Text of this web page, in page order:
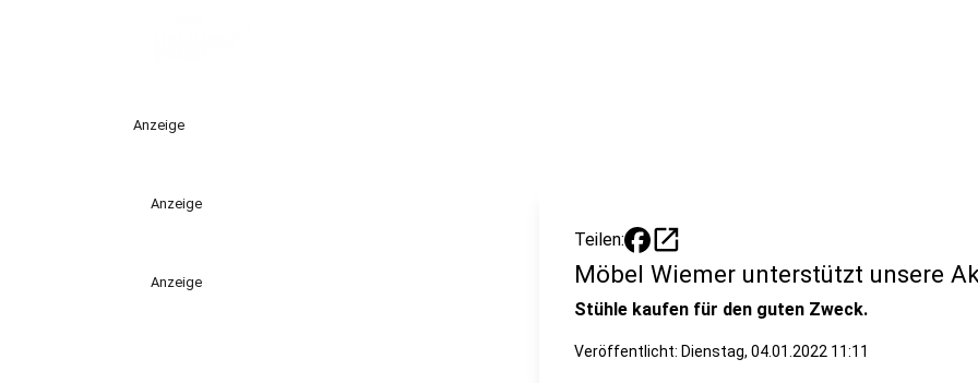
Anzeige
Anzeige
Anzeige
Teilen: open_in_new
Möbel Wiemer unterstützt unsere
Stühle kaufen für den guten Zweck.
Veröffentlicht: Dienstag, 04.01.2022 11:11